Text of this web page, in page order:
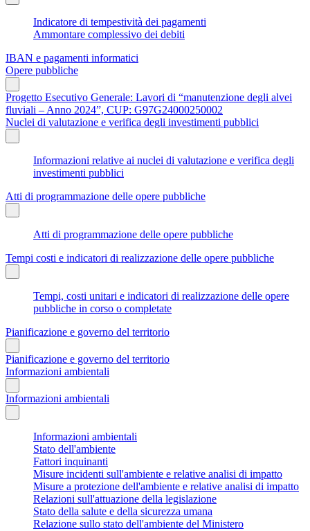
Indicatore di tempestività dei pagamenti
Ammontare complessivo dei debiti
IBAN e pagamenti informatici
Opere pubbliche
Progetto Esecutivo Generale: Lavori di “manutenzione degli alvei
fluviali – Anno 2024”, CUP: G97G24000250002
Nuclei di valutazione e verifica degli investimenti pubblici
Informazioni relative ai nuclei di valutazione e verifica degli
investimenti pubblici
Atti di programmazione delle opere pubbliche
Atti di programmazione delle opere pubbliche
Tempi costi e indicatori di realizzazione delle opere pubbliche
Tempi, costi unitari e indicatori di realizzazione delle opere
pubbliche in corso o completate
Pianificazione e governo del territorio
Pianificazione e governo del territorio
Informazioni ambientali
Informazioni ambientali
Informazioni ambientali
Stato dell'ambiente
Fattori inquinanti
Misure incidenti sull'ambiente e relative analisi di impatto
Misure a protezione dell'ambiente e relative analisi di impatto
Relazioni sull'attuazione della legislazione
Stato della salute e della sicurezza umana
Relazione sullo stato dell'ambiente del Ministero